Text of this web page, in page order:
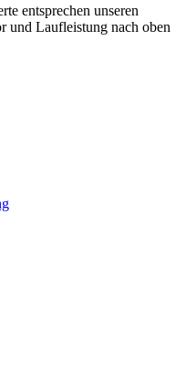
entsprechen unseren
und Laufleistung nach oben